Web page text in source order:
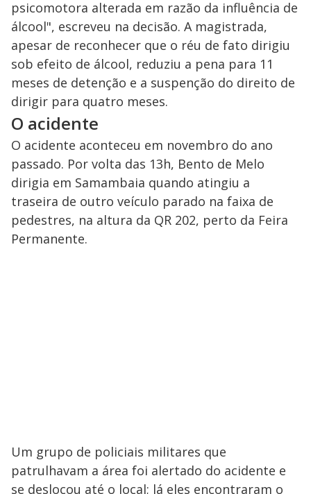
psicomotora alterada em razão da influência de
álcool", escreveu na decisão. A magistrada,
apesar de reconhecer que o réu de fato dirigiu
sob efeito de álcool, reduziu a pena para 11
meses de detenção e a suspenção do direito de
dirigir para quatro meses.
O acidente
O acidente aconteceu em novembro do ano
passado. Por volta das 13h, Bento de Melo
dirigia em Samambaia quando atingiu a
traseira de outro veículo parado na faixa de
pedestres, na altura da QR 202, perto da Feira
Permanente.
Um grupo de policiais militares que
patrulhavam a área foi alertado do acidente e
se deslocou até o local; lá eles encontraram o